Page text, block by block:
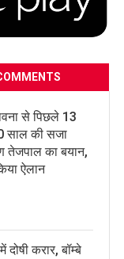
से पिछले 13
साल की सजा
तेजपाल का बयान,
ऐलान
करार, बॉम्बे